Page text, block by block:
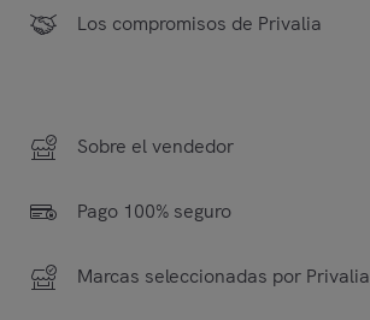
Los compromisos de Privalia
Sobre el vendedor
Pago 100% seguro
Marcas seleccionadas por Privalia